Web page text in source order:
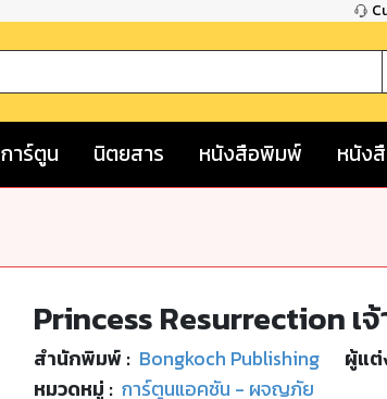
การ์ตูน นิตยสาร หนังสือพิมพ์ หนัง
Princess Resurrection เ
สำนักพิมพ์ : Bongkoch Publishing ผู้แต่
หมวดหมู่ : การ์ตูนแอคชัน - ผจญภัย